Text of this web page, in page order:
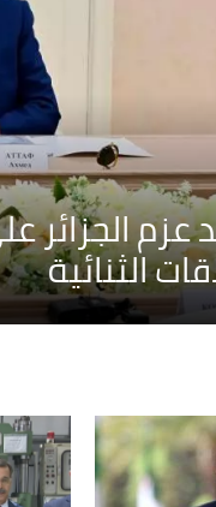
الجزائر
الثنائية